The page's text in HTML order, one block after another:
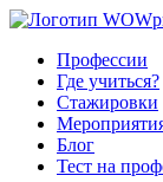
Профессии
Где учиться?
Стажировки
Блог
Тест на